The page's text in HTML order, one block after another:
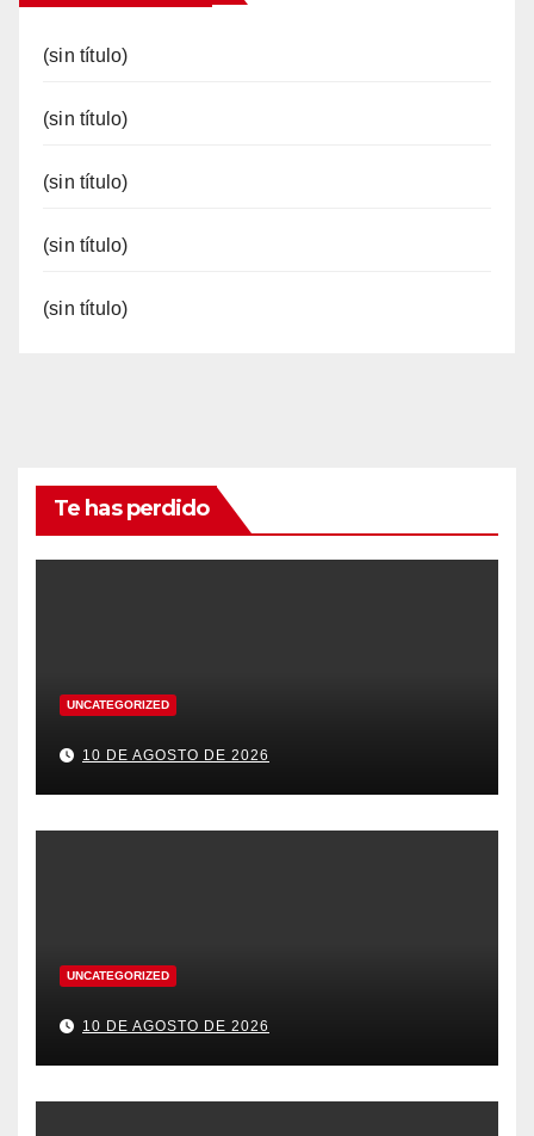
(sin título)
(sin título)
(sin título)
(sin título)
(sin título)
Te has perdido
UNCATEGORIZED
10 DE AGOSTO DE 2026
UNCATEGORIZED
10 DE AGOSTO DE 2026